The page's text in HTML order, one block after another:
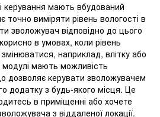
керування мають вбудований
точно виміряти рівень вологості в
зволожувач відповідно до цього
в умовах, коли рівень
наприклад, влітку або
модулі мають можливість
дозволяє керувати зволожувачем
додатку з будь-якого місця. Це
в приміщенні або хочете
з віддаленої локації.